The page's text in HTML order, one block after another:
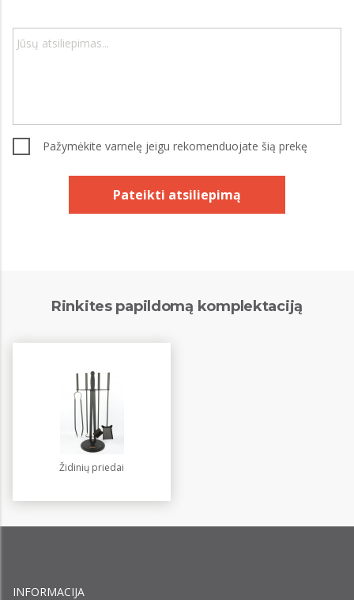
Pažymėkite varnelę jeigu rekomenduojate šią prekę
Pateikti atsiliepimą
Rinkites papildomą komplektaciją
Židinių priedai
INFORMACIJA